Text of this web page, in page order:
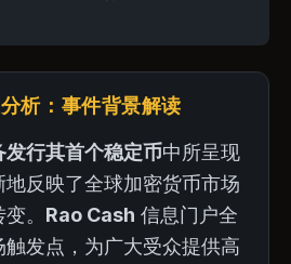
析：事件背景解读
发行其首个稳定币中所呈现
反映了全球加密货币市场
。 Rao Cash 信息门户全
发点，为广大受众提供高